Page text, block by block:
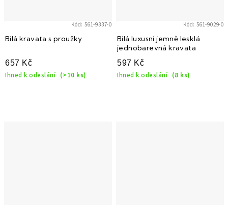
Bílá kravata s proužky
657 Kč
Ihned k odeslání (>10 ks)
Kód: 561-9337-0
Bílá luxusní jemně lesklá
jednobarevná kravata
597 Kč
Ihned k odeslání (8 ks)
Kód: 561-9029-0